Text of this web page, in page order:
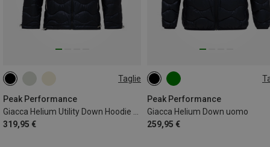
Taglie
Peak Performance
Giacca Helium Utility Down Hoodie donna
319,95 €
S M
Peak Performance
Giacca Helium Down uomo
259,95 €
S M